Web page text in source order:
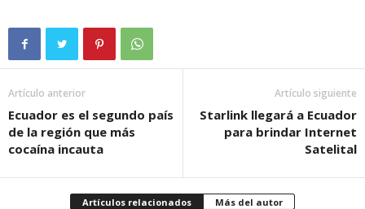
Artículo anterior
Ecuador es el segundo país
de la región que más
cocaína incauta
Artículo siguiente
Starlink llegará a Ecuador
para brindar Internet
Satelital
Artículos relacionados Más del autor